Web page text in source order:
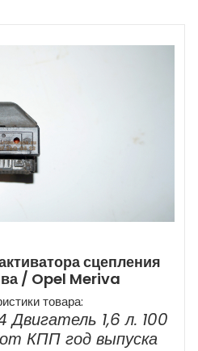
сцепления
/ Opel Meriva
товара:
1,6 л. 100
КПП год выпуска